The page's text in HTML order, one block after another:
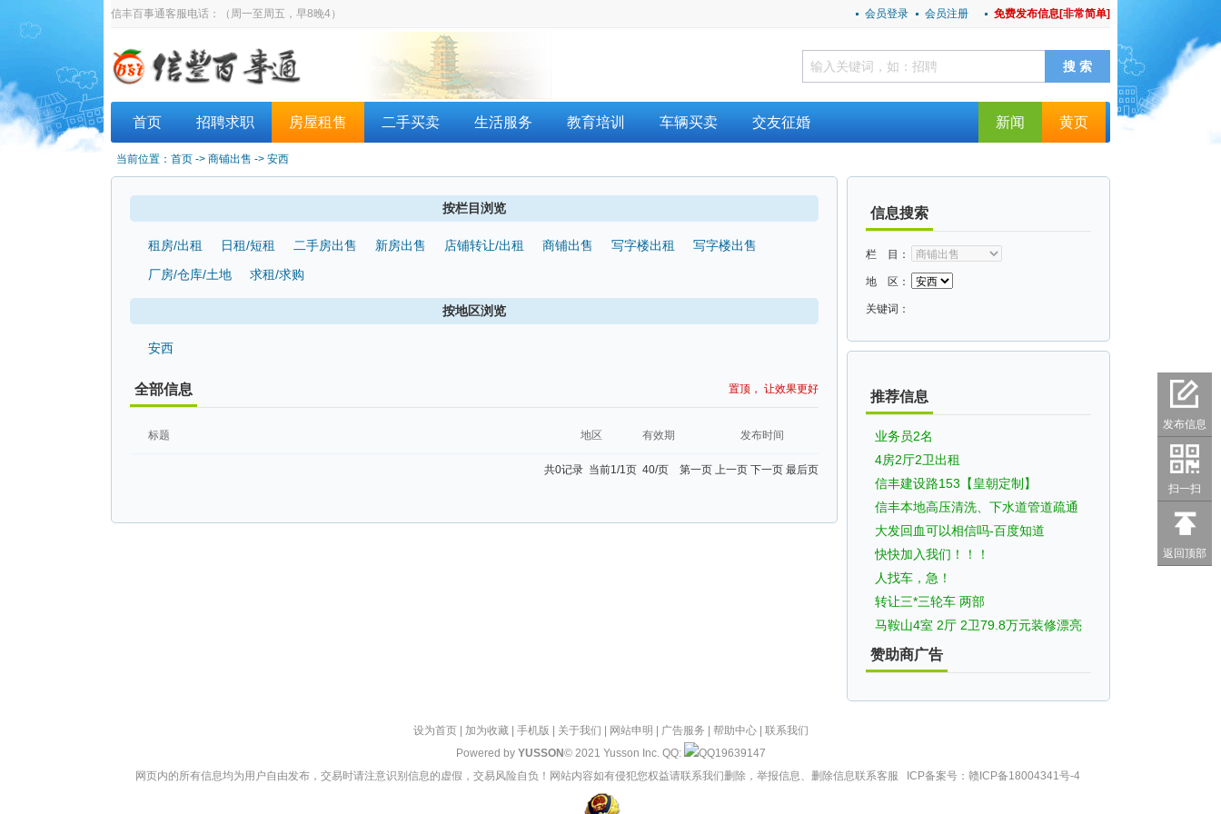
信丰百事通客服电话： （周一至周五，早8晚4） 会员登录 会员注册 免费发布信息[非常简单]
首页 招聘求职 房屋租售 二手买卖 生活服务 教育培训 车辆买卖 交友征婚 黄页
新闻
当前位置： 首页 -> 商铺出售 -> 安西
按栏目浏览
租房/出租 日租/短租 二手房出售 新房出售 店铺转让/出租 商铺出售 写字楼出租
写字楼出售
厂房/仓库/土地
求租/求购
按地区浏览
安西
全部信息 置顶， 让效果更好
标题 地区 有效期 发布时间
共0记录 当前1/1页 40/页 第一页 上一页 下一页 最后页
信息搜索
栏 目：
地 区：
关键词：
推荐信息
业务员2名
4房2厅2卫出租
信丰建设路153【皇朝定制】
信丰本地高压清洗、下水道管道疏通
大发回血可以相信吗-百度知道
快快加入我们！！！
人找车，急！
转让三*三轮车 两部
马鞍山4室 2厅 2卫79.8万元装修漂亮
赞助商广告
设为首页| 加为收藏| 手机版 关于我们 网站申明 广告服务 帮助中心| 联系我们
Powered by YUSSON© 2021 Yusson Inc. QQ:
19639147
网页内的所有信息均为用户自由发布，交易时请注意识别信息的虚假，交易风险自负！网站内容如有侵犯您权益请联系我们删除，举报信息、删除信息联系客服 ICP备案号： 赣ICP备18004341号-4
发布信息
扫一扫
返回顶部